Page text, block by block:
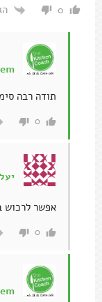
0
תודה רבה
0
יעל
אפשר לרכוש
0